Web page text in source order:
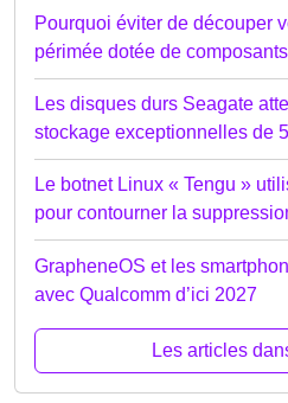
Pourquoi éviter de découper
périmée dotée de
Les disques durs Seagate
stockage exceptionnelles de
Le botnet Linux « Tengu »
pour contourner la
GrapheneOS et les
avec Qualcomm d’ici 2027
Les articles